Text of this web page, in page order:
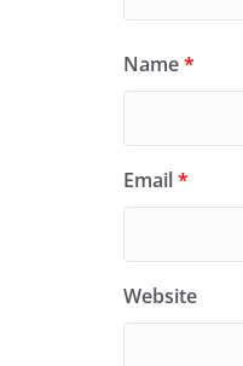
Name*
Email*
Website